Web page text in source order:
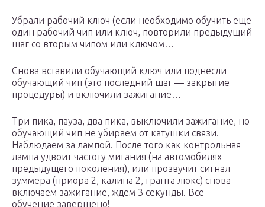
Убрали рабочий ключ (если необходимо обучить еще
один рабочий чип или ключ, повторили предыдущий
шаг со вторым чипом или ключом…
Снова вставили обучающий ключ или поднесли
обучающий чип (это последний шаг — закрытие
процедуры) и включили зажигание…
Три пика, пауза, два пика, выключили зажигание, но
обучающий чип не убираем от катушки связи.
Наблюдаем за лампой. После того как контрольная
лампа удвоит частоту мигания (на автомобилях
предыдущего поколения), или прозвучит сигнал
зуммера (приора 2, калина 2, гранта люкс) снова
включаем зажигание, ждем 3 секунды. Все —
обучение завершено!